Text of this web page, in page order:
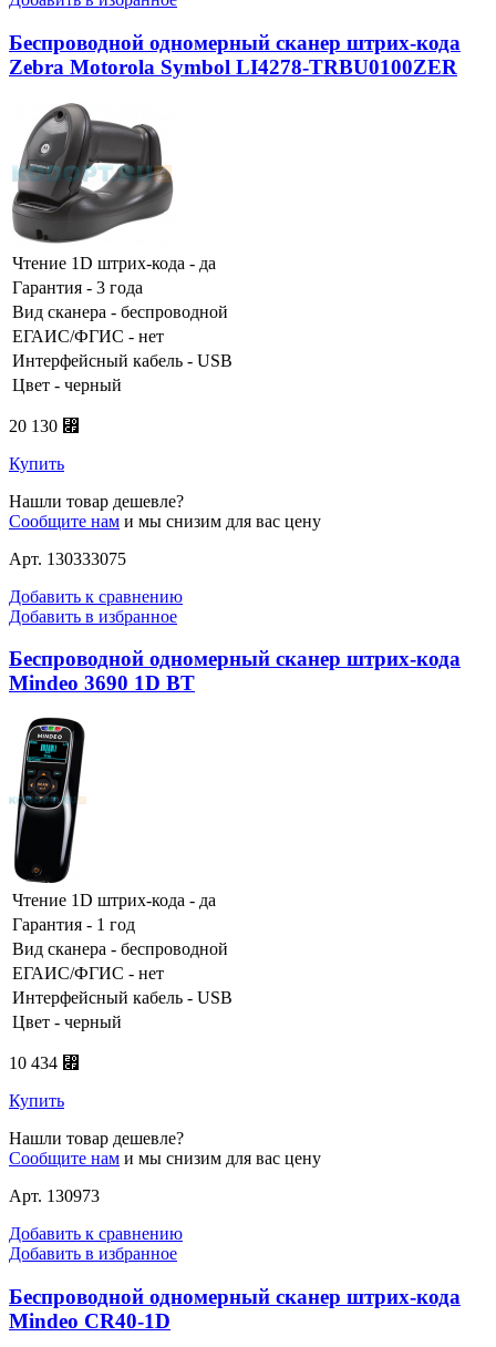
Беспроводной одномерный сканер штрих-кода
Zebra Motorola Symbol LI4278-TRBU0100ZER
Чтение 1D штрих-кода - да
Гарантия - 3 года
Вид сканера - беспроводной
ЕГАИС/ФГИС - нет
Интерфейсный кабель - USB
Цвет - черный
20 130 ⃏
Купить
Нашли товар дешевле?
Сообщите нам и мы снизим для вас цену
Арт. 130333075
Добавить к сравнению
Добавить в избранное
Беспроводной одномерный сканер штрих-кода
Mindeo 3690 1D BT
Чтение 1D штрих-кода - да
Гарантия - 1 год
Вид сканера - беспроводной
ЕГАИС/ФГИС - нет
Интерфейсный кабель - USB
Цвет - черный
10 434 ⃏
Купить
Нашли товар дешевле?
Сообщите нам и мы снизим для вас цену
Арт. 130973
Добавить к сравнению
Добавить в избранное
Беспроводной одномерный сканер штрих-кода
Mindeo CR40-1D